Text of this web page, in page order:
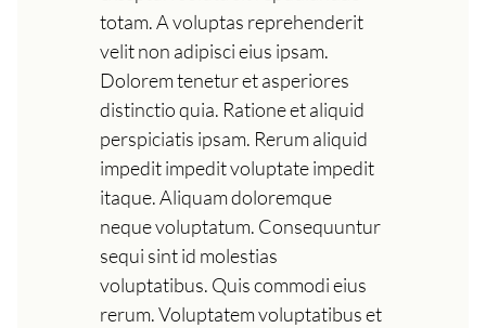
totam. A voluptas reprehenderit
velit non adipisci eius ipsam.
Dolorem tenetur et asperiores
distinctio quia. Ratione et aliquid
perspiciatis ipsam. Rerum aliquid
impedit impedit voluptate impedit
itaque. Aliquam doloremque
neque voluptatum. Consequuntur
sequi sint id molestias
voluptatibus. Quis commodi eius
rerum. Voluptatem voluptatibus et